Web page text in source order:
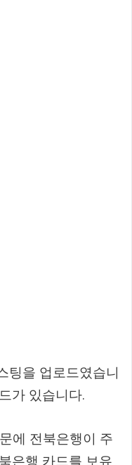
팅을 업로드였습니
가 있습니다.
에 전북은행이 주
은행 카드를 보유